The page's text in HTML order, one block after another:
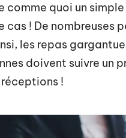
comme quoi un
cas ! De nombreuses
les repas
doivent suivre un
!